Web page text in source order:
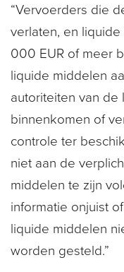
“Vervoerders die
verlaten, en
000 EUR of meer
liquide middelen
autoriteiten van de
binnenkomen of
controle ter
niet aan de
middelen te zijn
informatie onjuist
liquide middelen
worden gesteld.”